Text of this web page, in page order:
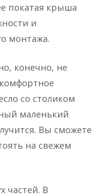
покатая крыша
и
монтажа.
конечно, не
со столиком
маленький
Вы сможете
на свежем
частей. В